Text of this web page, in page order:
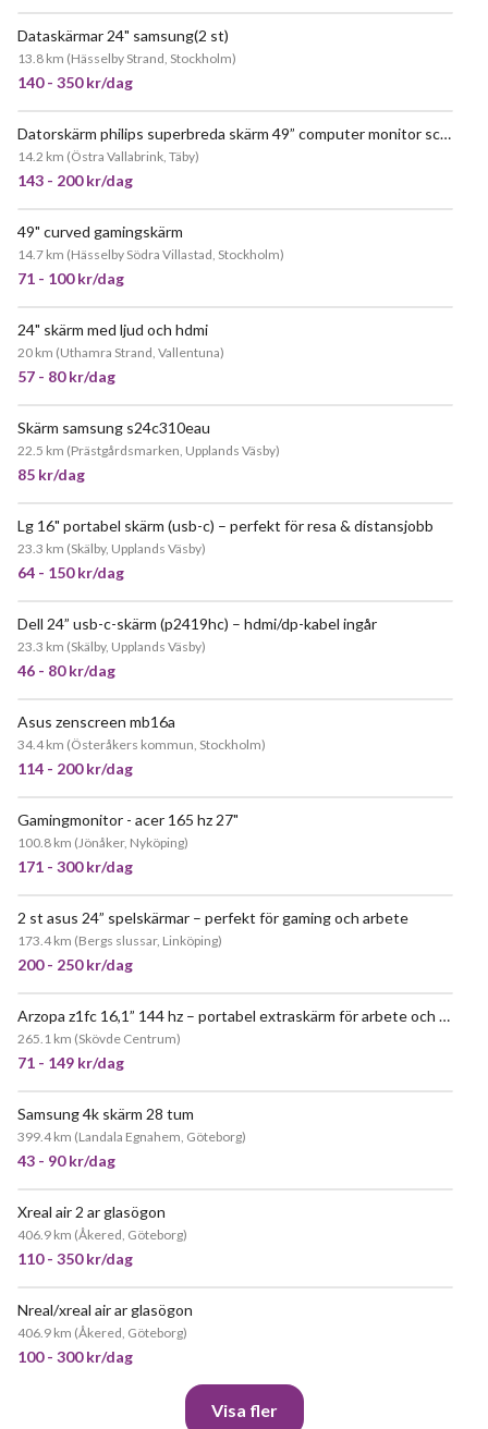
Dataskärmar 24" samsung(2 st)
13.8 km (Hässelby Strand, Stockholm)
140 - 350 kr/dag
Datorskärm philips superbreda skärm 49” computer monitor screen extra wide
14.2 km (Östra Vallabrink, Täby)
143 - 200 kr/dag
49" curved gamingskärm
14.7 km (Hässelby Södra Villastad, Stockholm)
71 - 100 kr/dag
24" skärm med ljud och hdmi
20 km (Uthamra Strand, Vallentuna)
57 - 80 kr/dag
Skärm samsung s24c310eau
22.5 km (Prästgårdsmarken, Upplands Väsby)
85 kr/dag
Lg 16" portabel skärm (usb-c) – perfekt för resa & distansjobb
23.3 km (Skälby, Upplands Väsby)
64 - 150 kr/dag
Dell 24” usb-c-skärm (p2419hc) – hdmi/dp-kabel ingår
23.3 km (Skälby, Upplands Väsby)
46 - 80 kr/dag
Asus zenscreen mb16a
34.4 km (Österåkers kommun, Stockholm)
114 - 200 kr/dag
Gamingmonitor - acer 165 hz 27"
100.8 km (Jönåker, Nyköping)
171 - 300 kr/dag
2 st asus 24” spelskärmar – perfekt för gaming och arbete
173.4 km (Bergs slussar, Linköping)
200 - 250 kr/dag
Arzopa z1fc 16,1” 144 hz – portabel extraskärm för arbete och gaming
265.1 km (Skövde Centrum)
71 - 149 kr/dag
Samsung 4k skärm 28 tum
399.4 km (Landala Egnahem, Göteborg)
43 - 90 kr/dag
Xreal air 2 ar glasögon
406.9 km (Åkered, Göteborg)
110 - 350 kr/dag
Nreal/xreal air ar glasögon
406.9 km (Åkered, Göteborg)
100 - 300 kr/dag
Visa fler